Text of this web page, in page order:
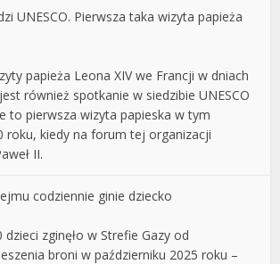
UNESCO. Pierwsza taka wizyta papieża
papieża Leona XIV we Francji w dniach
również spotkanie w siedzibie UNESCO
to pierwsza wizyta papieska w tym
roku, kiedy na forum tej organizacji
II.
codziennie ginie dziecko
zginęło w Strefie Gazy od
broni w październiku 2025 roku –